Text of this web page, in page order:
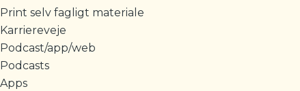
Print selv fagligt materiale
Karriereveje
Podcast/app/web
Podcasts
Apps